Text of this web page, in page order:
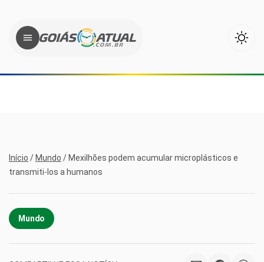
Início / Mundo / Mexilhões podem acumular microplásticos e
transmiti-los a humanos
Mundo